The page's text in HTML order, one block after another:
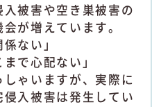
被害や空き巣被害の
が増えています。
ない」
で心配ない」
ゃいますが、実際に
入被害は発生してい